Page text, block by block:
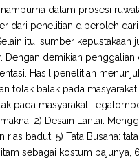
dalam prosesi
dari penelitian diperoleh
itu, sumber kepustakaan
demikian penggalian
Hasil penelitian
tolak balak pada masyarakat
pada masyarakat
2) Desain Lantai:
badut, 5) Tata Busana:
sebagai kostum bajunya,